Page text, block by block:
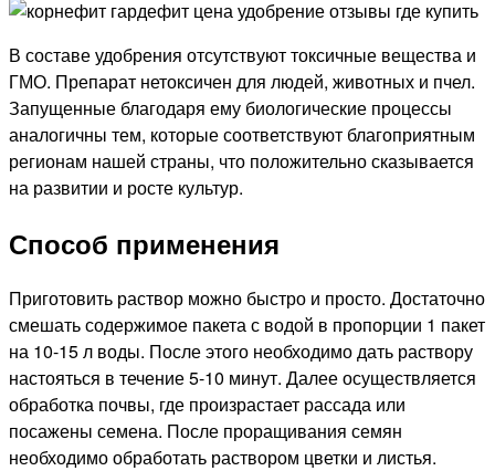
В составе удобрения отсутствуют токсичные вещества и
ГМО. Препарат нетоксичен для людей, животных и пчел.
Запущенные благодаря ему биологические процессы
аналогичны тем, которые соответствуют благоприятным
регионам нашей страны, что положительно сказывается
на развитии и росте культур.
Способ применения
Приготовить раствор можно быстро и просто. Достаточно
смешать содержимое пакета с водой в пропорции 1 пакет
на 10-15 л воды. После этого необходимо дать раствору
настояться в течение 5-10 минут. Далее осуществляется
обработка почвы, где произрастает рассада или
посажены семена. После проращивания семян
необходимо обработать раствором цветки и листья.